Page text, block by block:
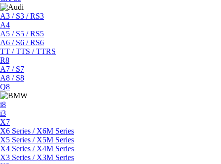
A3 / S3 / RS3
A4
A5 / S5 / RS5
A6 / S6 / RS6
TT / TTS / TTRS
R8
A7 / S7
A8 / S8
Q8
i8
i3
X7
X6 Series / X6M Series
X5 Series / X5M Series
X4 Series / X4M Series
X3 Series / X3M Series